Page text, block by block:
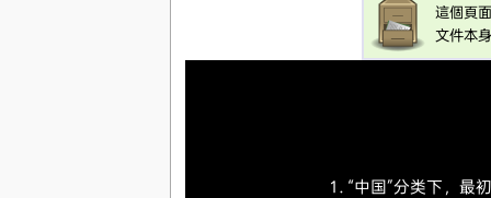
這個頁
文件本
“中国”分类下，最